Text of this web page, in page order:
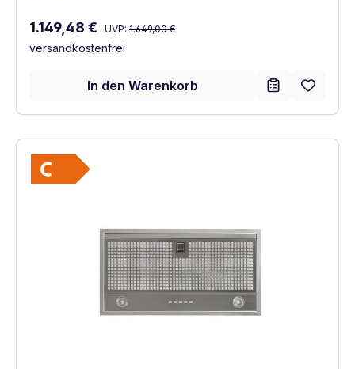
Verkaufspreis:
1.149,48 € Regulärer Preis:
UVP: 1.649,00 €
versandkostenfrei
In den Warenkorb